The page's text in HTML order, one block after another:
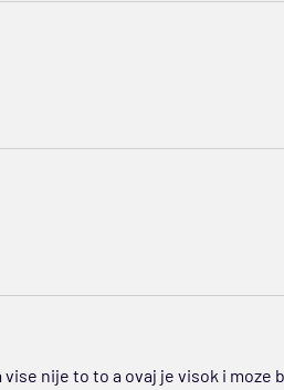
nije to to a ovaj je visok i moze